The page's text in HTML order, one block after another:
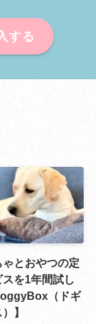
する
とおやつの定
を1年間試し
（ドギ
】